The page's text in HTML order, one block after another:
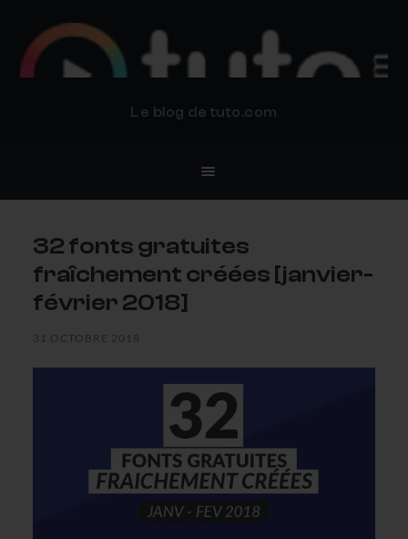
Le blog de tuto.com
32 fonts gratuites
fraîchement créées [janvier-
février 2018]
31 OCTOBRE 2018